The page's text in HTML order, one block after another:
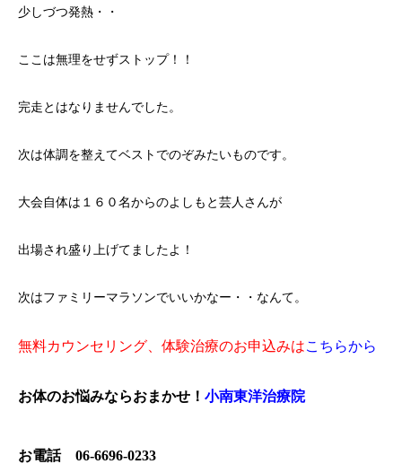
少しづつ発熱・・
ここは無理をせずストップ！！
完走とはなりませんでした。
次は体調を整えてベストでのぞみたいものです。
大会自体は１６０名からのよしもと芸人さんが
出場され盛り上げてましたよ！
次はファミリーマラソンでいいかなー・・なんて。
無料カウンセリング、体験治療のお申込みはこちらから
お体のお悩みならおまかせ！ 小南東洋治療院
お電話 06-6696-0233